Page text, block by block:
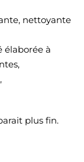
nettoyante
élaborée à
plus fin.